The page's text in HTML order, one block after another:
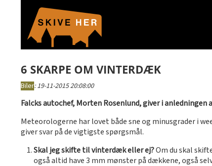
6 SKARPE OM VINTERDÆK
Biler:19-11-2015 20:08:00
Falcks autochef, Morten Rosenlund, giver i
Meteorologerne har lovet både sne og minusgrader i
giver svar på de vigtigste spørgsmål.
Skal jeg skifte til vinterdæk eller ej?Om du skal
også altid have 3 mm mønster på dækkene, også